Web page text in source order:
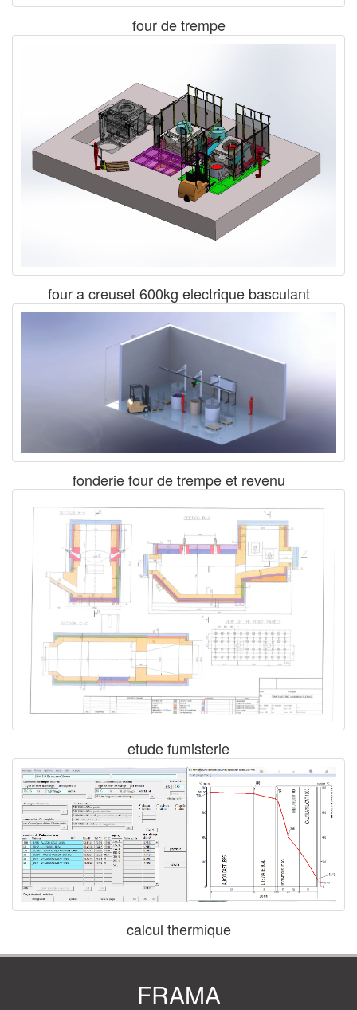
four de trempe
four a creuset 600kg electrique basculant
fonderie four de trempe et revenu
etude fumisterie
calcul thermique
FRAMA